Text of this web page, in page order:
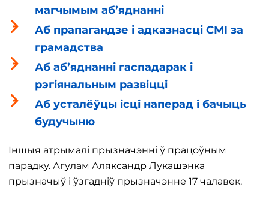
магчымым аб’яднанні
Аб прапагандзе і адказнасці СМІ за
грамадства
Аб аб’яднанні гаспадарак і
рэгіянальным развіцці
Аб усталёўцы ісці наперад і бачыць
будучыню
Іншыя атрымалі прызначэнні ў працоўным
парадку. Агулам Аляксандр Лукашэнка
прызначыў і ўзгадніў прызначэнне 17 чалавек.